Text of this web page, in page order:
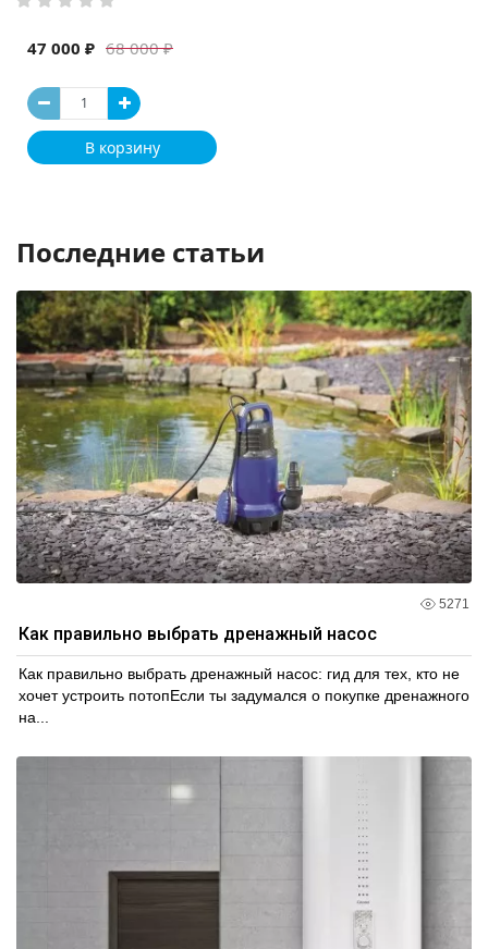
68 000 ₽
47 000 ₽
В корзину
Последние статьи
5271
Как правильно выбрать дренажный насос
Как правильно выбрать дренажный насос: гид для тех, кто не
хочет устроить потопЕсли ты задумался о покупке дренажного
на...